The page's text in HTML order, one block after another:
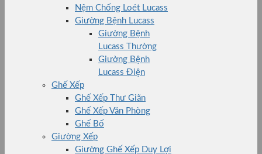
Nệm Chống Loét Lucass
Giường Bệnh Lucass
Giường Bệnh
Lucass Thường
Giường Bệnh
Lucass Điện
Ghế Xếp
Ghế Xếp Thư Giãn
Ghế Xếp Văn Phòng
Ghế Bố
Giường Xếp
Giường Ghế Xếp Duy Lợi